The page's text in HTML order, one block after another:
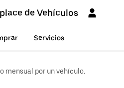
de Vehículos
Servicios
mensual por un vehículo.